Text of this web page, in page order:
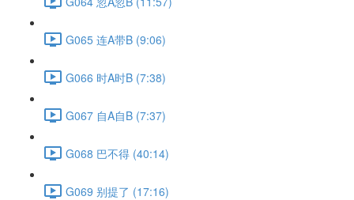
G065 连A带B (9:06)
G066 时A时B (7:38)
G067 自A自B (7:37)
G068 巴不得 (40:14)
G069 别提了 (17:16)